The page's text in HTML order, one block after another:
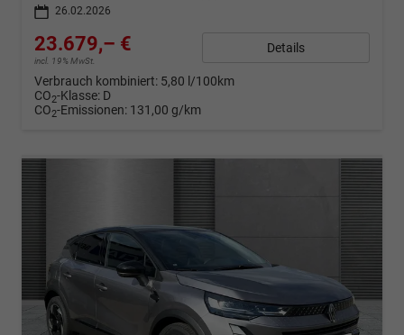
26.02.2026
23.679,– €
incl. 19% MwSt.
Details
Verbrauch kombiniert: 5,80 l/100km
CO2-Klasse: D
CO2-Emissionen: 131,00 g/km